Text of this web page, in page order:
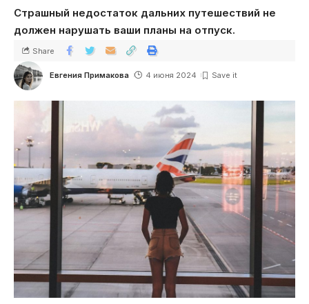
Страшный недостаток дальних путешествий не
должен нарушать ваши планы на отпуск.
Евгения Примакова 4 июня 2024
Share